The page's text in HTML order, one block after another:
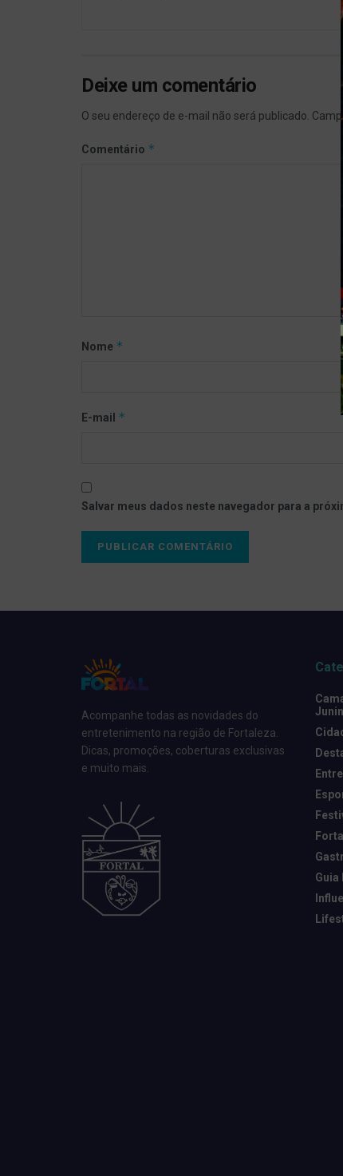
Deixe um comentário
O seu endereço de e-mail não será publicado.
Comentário *
Nome *
E-mail *
Salvar meus dados neste navegador para a
Acompanhe todas as novidades do
entretenimento na região de Fortaleza.
Dicas, promoções, coberturas exclusivas
e muito mais.
Guia